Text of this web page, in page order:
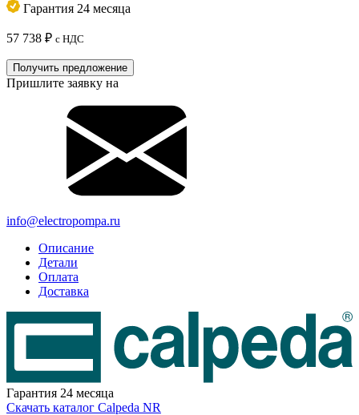
Гарантия 24 месяца
57 738 ₽ с НДС
Получить предложение
Пришлите заявку на
info@electropompa.ru
Описание
Детали
Оплата
Доставка
Гарантия 24 месяца
Скачать каталог Calpeda NR